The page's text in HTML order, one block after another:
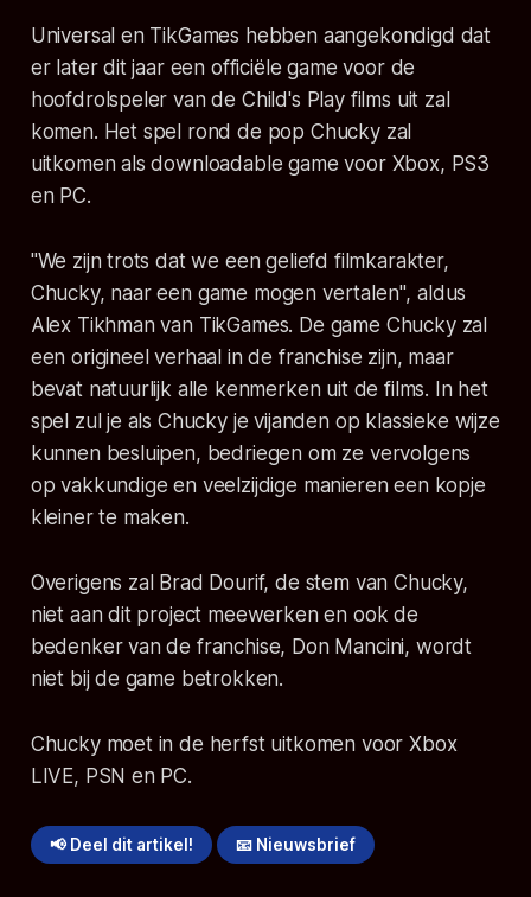
Universal en TikGames hebben aangekondigd dat
er later dit jaar een officiële game voor de
hoofdrolspeler van de Child's Play films uit zal
komen. Het spel rond de pop Chucky zal
uitkomen als downloadable game voor Xbox, PS3
en PC.
"We zijn trots dat we een geliefd filmkarakter,
Chucky, naar een game mogen vertalen", aldus
Alex Tikhman van TikGames. De game Chucky zal
een origineel verhaal in de franchise zijn, maar
bevat natuurlijk alle kenmerken uit de films. In het
spel zul je als Chucky je vijanden op klassieke wijze
kunnen besluipen, bedriegen om ze vervolgens
op vakkundige en veelzijdige manieren een kopje
kleiner te maken.
Overigens zal Brad Dourif, de stem van Chucky,
niet aan dit project meewerken en ook de
bedenker van de franchise, Don Mancini, wordt
niet bij de game betrokken.
Chucky moet in de herfst uitkomen voor Xbox
LIVE, PSN en PC.
📢 Deel dit artikel! 📧 Nieuwsbrief